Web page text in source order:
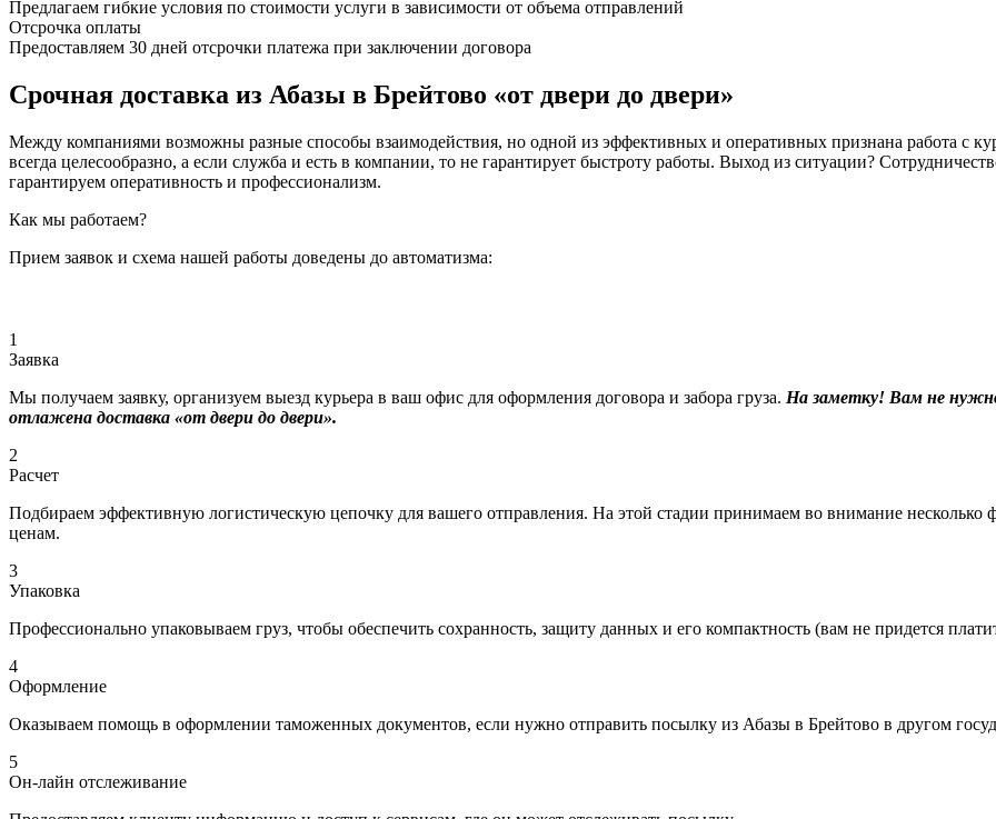
Предлагаем гибкие условия по стоимости услуги в зависимости от объема отправлений
Отсрочка оплаты
Предоставляем 30 дней отсрочки платежа при заключении договора
Срочная доставка из Абазы в Брейтово «от двери до двери»
Между компаниями возможны разные способы взаимодействия, но одной из эффективных и оперативных признана работа с
всегда целесообразно, а если служба и есть в компании, то не гарантирует быстроту работы. Выход из ситуации?
гарантируем оперативность и профессионализм.
Как мы работаем?
Прием заявок и схема нашей работы доведены до автоматизма:
1
Заявка
Мы получаем заявку, организуем выезд курьера в ваш офис для оформления договора и забора груза. На заметку! Вам не
отлажена доставка «от двери до двери».
2
Расчет
Подбираем эффективную логистическую цепочку для вашего отправления. На этой стадии принимаем во внимание несколько
ценам.
3
Упаковка
Профессионально упаковываем груз, чтобы обеспечить сохранность, защиту данных и его компактность (вам не придется
4
Оформление
Оказываем помощь в оформлении таможенных документов, если нужно отправить посылку из Абазы в Брейтово в другом
5
Он-лайн отслеживание